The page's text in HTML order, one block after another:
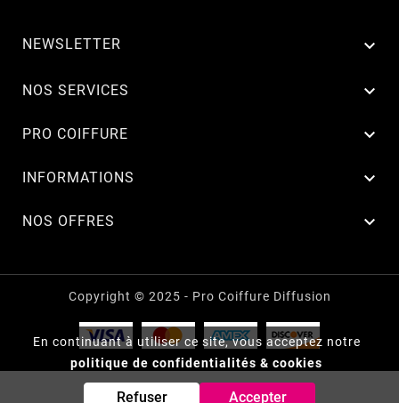
En continuant à utiliser ce site, vous acceptez notre
politique de confidentialités & cookies
Refuser Accepter
NEWSLETTER 
NOS SERVICES 
PRO COIFFURE 
INFORMATIONS 
NOS OFFRES 
Copyright © 2025 - Pro Coiffure Diffusion